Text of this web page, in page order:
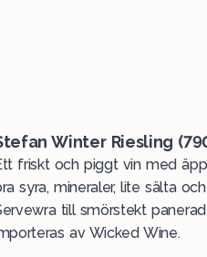
Winter Riesling (
friskt och piggt vin med
syra, mineraler, lite sälta
till smörstekt
av Wicked Wine.